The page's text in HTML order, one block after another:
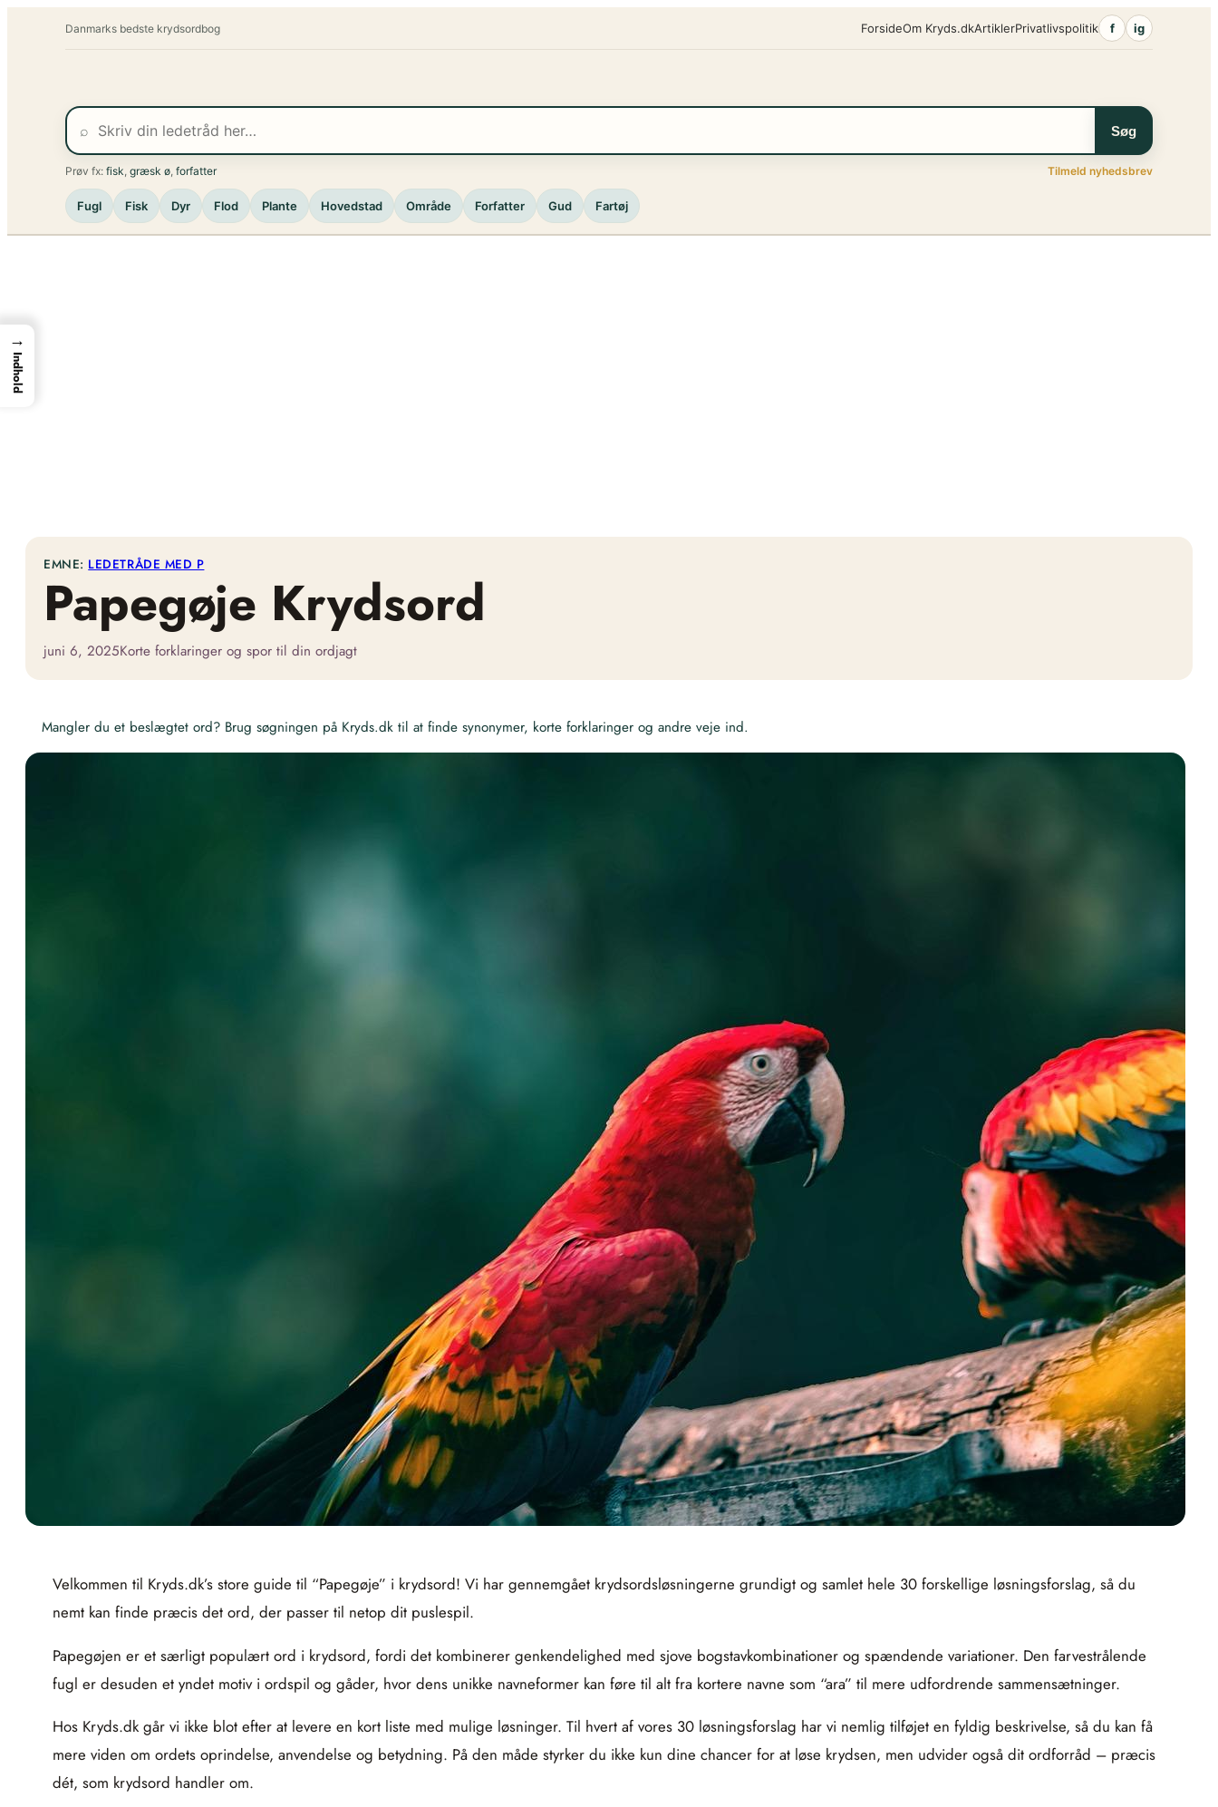
Danmarks bedste krydsordbog ForsideOm Kryds.dkArtiklerPrivatlivspolitik f ig
⌕ Søg
Prøv fx: fisk græsk ø forfatter Tilmeld nyhedsbrev
Fugl Fisk Dyr Flod Plante Hovedstad Område Forfatter Gud Fartøj
EMNE: LEDETRÅDE MED P
Papegøje Krydsord
juni 6, 2025Korte forklaringer og spor til din ordjagt
Mangler du et beslægtet ord? Brug søgningen på Kryds.dk til at finde synonymer, korte forklaringer og andre veje ind.
Velkommen til Kryds.dk’s store guide til “Papegøje” i krydsord! Vi har gennemgået krydsordsløsningerne grundigt og samlet hele 30 forskellige løsningsforslag, så du
nemt kan finde præcis det ord, der passer til netop dit puslespil.
Papegøjen er et særligt populært ord i krydsord, fordi det kombinerer genkendelighed med sjove bogstavkombinationer og spændende variationer. Den farvestrålende
fugl er desuden et yndet motiv i ordspil og gåder, hvor dens unikke navneformer kan føre til alt fra kortere navne som “ara” til mere udfordrende sammensætninger.
Hos Kryds.dk går vi ikke blot efter at levere en kort liste med mulige løsninger. Til hvert af vores 30 løsningsforslag har vi nemlig tilføjet en fyldig beskrivelse, så du kan få
mere viden om ordets oprindelse, anvendelse og betydning. På den måde styrker du ikke kun dine chancer for at løse krydsen, men udvider også dit ordforråd – præcis
dét, som krydsord handler om.
→
Indhold